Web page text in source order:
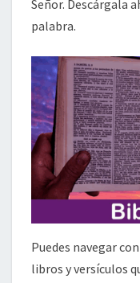
Señor. Descárgala
palabra.
Puedes navegar
libros y versículos